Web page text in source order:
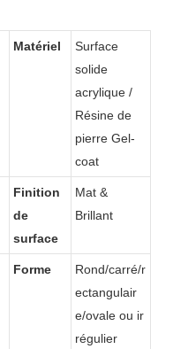
Matériel
Surface
solide
acrylique /
Résine de
pierre Gel-
coat
Finition
de
surface
Mat &
Brillant
Forme
Rond/carré/r
ectangulair
e/ovale ou ir
régulier